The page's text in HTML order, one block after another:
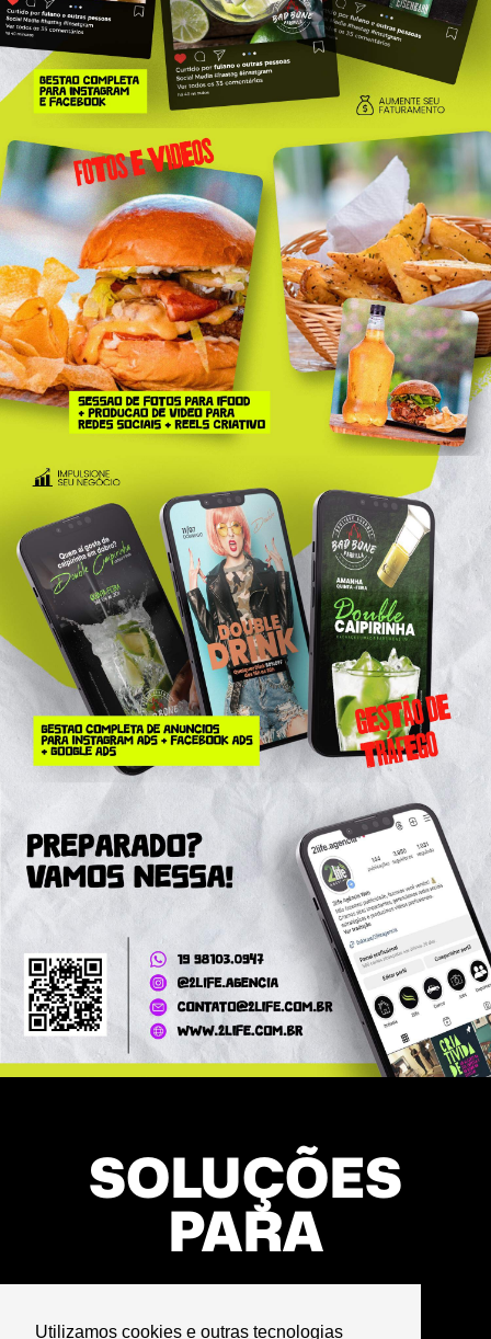
Utilizamos cookies e outras tecnologias
SOLUÇÕES
PARA